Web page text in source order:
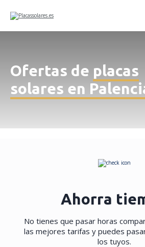
Ofertas de placas
solares en
Ahorra
No tienes que pasar horas
las mejores tarifas y puedes
los tuyos.